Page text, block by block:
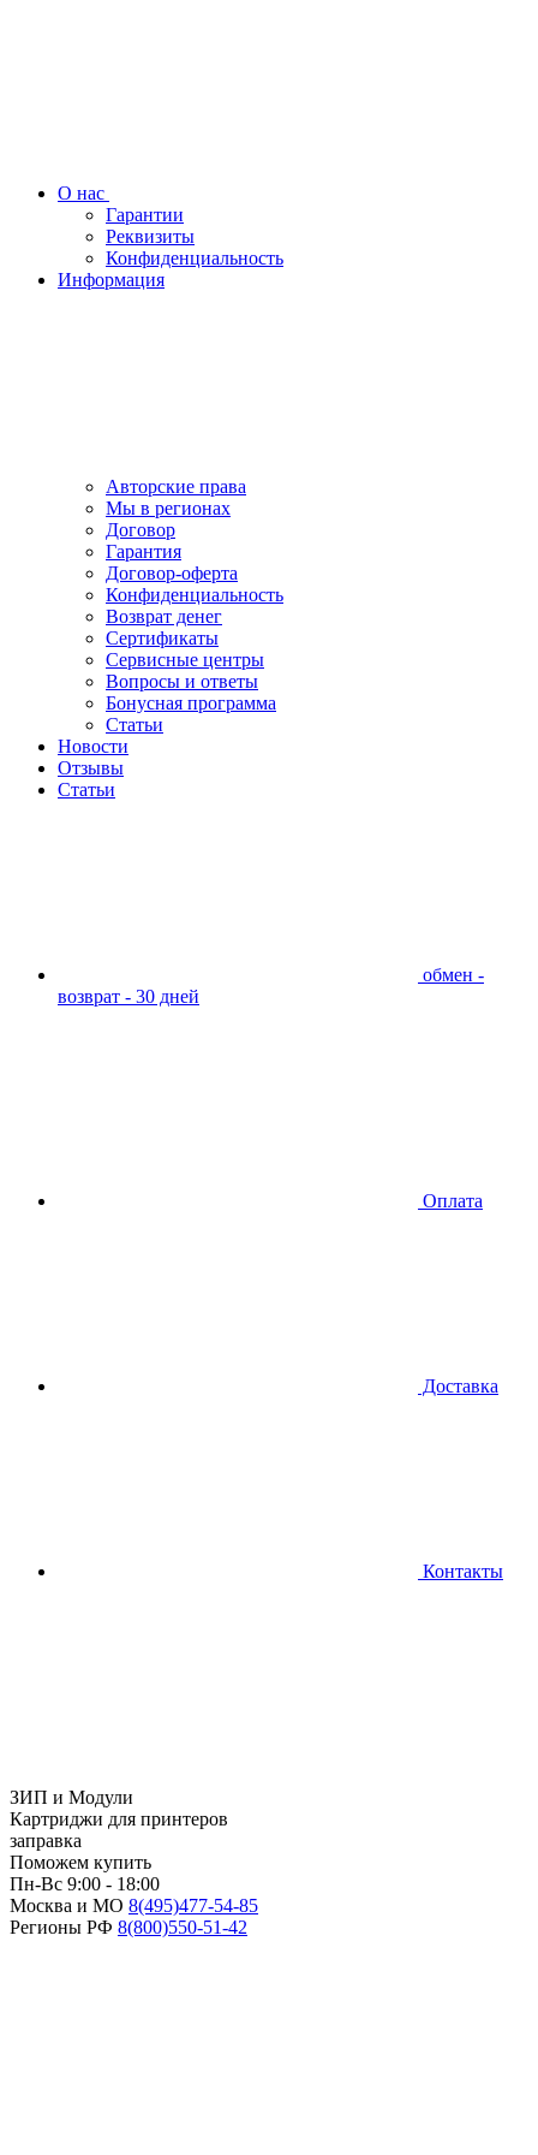
О нас
Гарантии
Реквизиты
Конфиденциальность
Информация
Авторские права
Мы в регионах
Договор
Гарантия
Договор-оферта
Конфиденциальность
Возврат денег
Сертификаты
Сервисные центры
Вопросы и ответы
Бонусная программа
Статьи
Новости
Отзывы
Статьи
обмен -
возврат - 30 дней
Оплата
Доставка
Контакты
ЗИП и Модули
Картриджи для принтеров
заправка
Поможем купить
Пн-Вс 9:00 - 18:00
Москва и МО 8(495)477-54-85
Регионы РФ 8(800)550-51-42